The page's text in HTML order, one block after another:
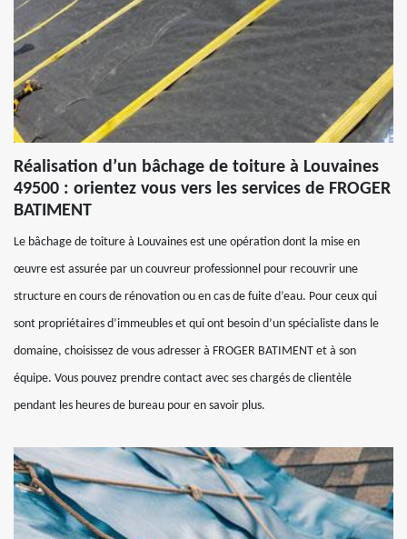
Réalisation d’un bâchage de toiture à Louvaines
49500 : orientez vous vers les services de FROGER
BATIMENT
Le bâchage de toiture à Louvaines est une opération dont la mise en
œuvre est assurée par un couvreur professionnel pour recouvrir une
structure en cours de rénovation ou en cas de fuite d’eau. Pour ceux qui
sont propriétaires d’immeubles et qui ont besoin d’un spécialiste dans le
domaine, choisissez de vous adresser à FROGER BATIMENT et à son
équipe. Vous pouvez prendre contact avec ses chargés de clientèle
pendant les heures de bureau pour en savoir plus.